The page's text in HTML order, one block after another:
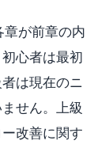
が前章の内
心者は最初
は現在のニ
せん。上級
改善に関す